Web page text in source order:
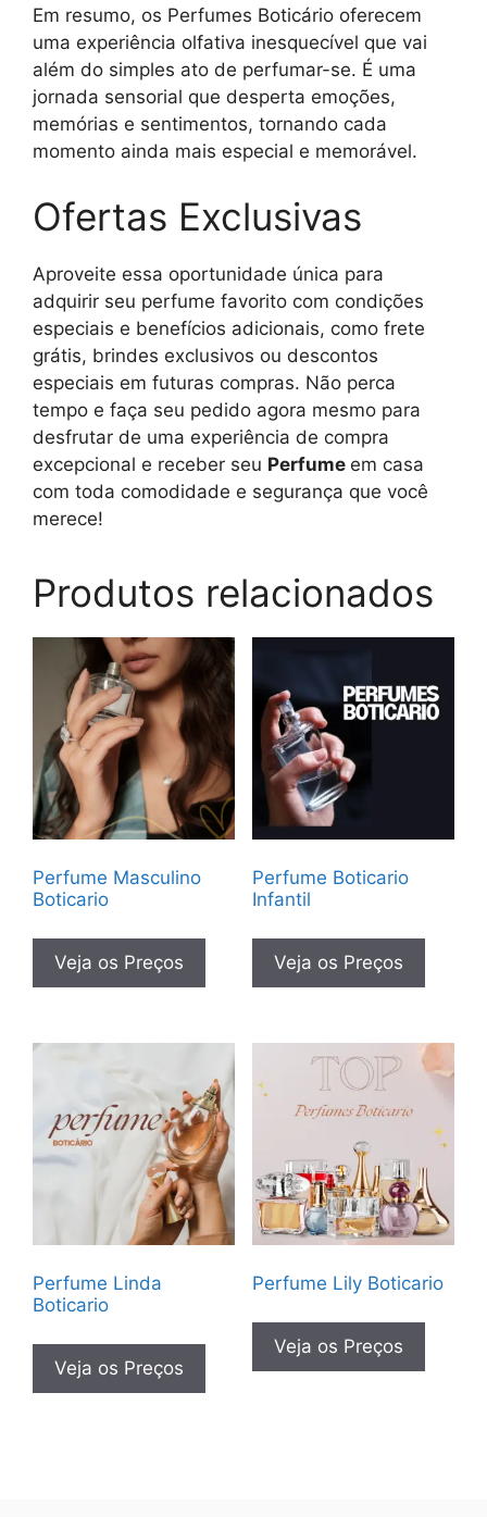
Em resumo, os Perfumes Boticário oferecem
uma experiência olfativa inesquecível que vai
além do simples ato de perfumar-se. É uma
jornada sensorial que desperta emoções,
memórias e sentimentos, tornando cada
momento ainda mais especial e memorável.
Ofertas Exclusivas
Aproveite essa oportunidade única para
adquirir seu perfume favorito com condições
especiais e benefícios adicionais, como frete
grátis, brindes exclusivos ou descontos
especiais em futuras compras. Não perca
tempo e faça seu pedido agora mesmo para
desfrutar de uma experiência de compra
excepcional e receber seu Perfume em casa
com toda comodidade e segurança que você
merece!
Produtos relacionados
Perfume Masculino
Boticario
Veja os Preços
Perfume Boticario
Infantil
Veja os Preços
Perfume Linda
Boticario
Veja os Preços
Perfume Lily Boticario
Veja os Preços